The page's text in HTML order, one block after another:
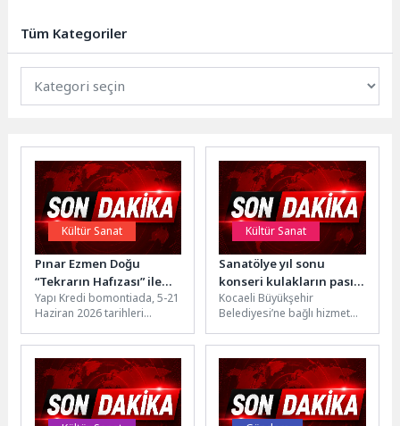
Sevilen...
Tüm Kategoriler
Kültür Sanat
Pınar Ezmen Doğu
“Tekrarın Hafızası” ile
Yapı Kredi
bomontiada’da
Yapı Kredi bomontiada, 5-21
Haziran 2026 tarihleri
Üniversitesi Geleneksel Türk
Sanatları Bölümü Hat...
Kültür Sanat
Sanatölye yıl sonu
konseri kulakların pasını
sildi
Kocaeli Büyükşehir
Belediyesi’ne bağlı hizmet
Merkezi, şiirin zarafeti ve
müziğin ritmini aynı...